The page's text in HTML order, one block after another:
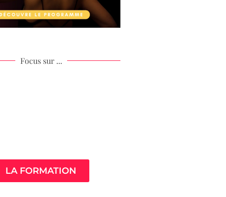
Focus sur ...
LA FORMATION